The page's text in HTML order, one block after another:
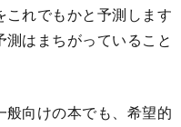
れでもかと予測します
はまちがっていること
向けの本でも、希望的